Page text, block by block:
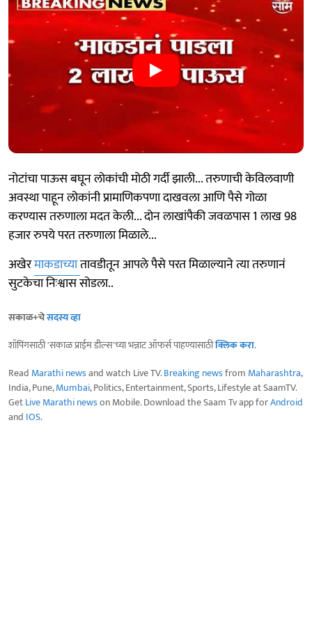
नोटांचा पाऊस बघून लोकांची मोठी गर्दी झाली... तरुणाची केविलवाणी
अवस्था पाहून लोकांनी प्रामाणिकपणा दाखवला आणि पैसे गोळा
करण्यास तरुणाला मदत केली... दोन लाखांपैकी जवळपास 1 लाख 98
हजार रुपये परत तरुणाला मिळाले...
अखेरमाकडाच्यातावडीतून आपले पैसे परत मिळाल्याने त्या तरुणानं
सुटकेचा निःश्वास सोडला..
सकाळ+चेसदस्य व्हा
शॉपिंगसाठी 'सकाळ प्राईम डील्स'च्या भन्नाट ऑफर्स पाहण्यासाठीक्लिक करा.
Read Marathi newsand watch Live TV.Breaking newsfrom Maharashtra,
India, Pune,Mumbai, Politics, Entertainment, Sports, Lifestyle at SaamTV.
GetLive Marathi newson Mobile. Download the Saam Tv app forAndroid
and IOS.